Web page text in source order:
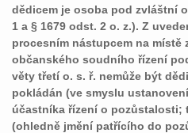
dědicem je osoba pod zvláštní
1 a § 1679 odst. 2 o. z.). Z
procesním nástupcem na místě
občanského soudního řízení
věty třetí o. s. ř. nemůže být
pokládán (ve smyslu
účastníka řízení o pozůstalosti;
(ohledně jmění patřícího do